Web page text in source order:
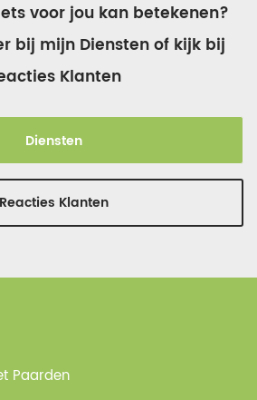
voor jou kan betekenen?
bij mijn Diensten of kijk bij
Klanten
Diensten
Reacties Klanten
Paarden